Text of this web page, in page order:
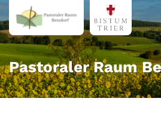
Zum Inhalt springen
Pastoraler Raum